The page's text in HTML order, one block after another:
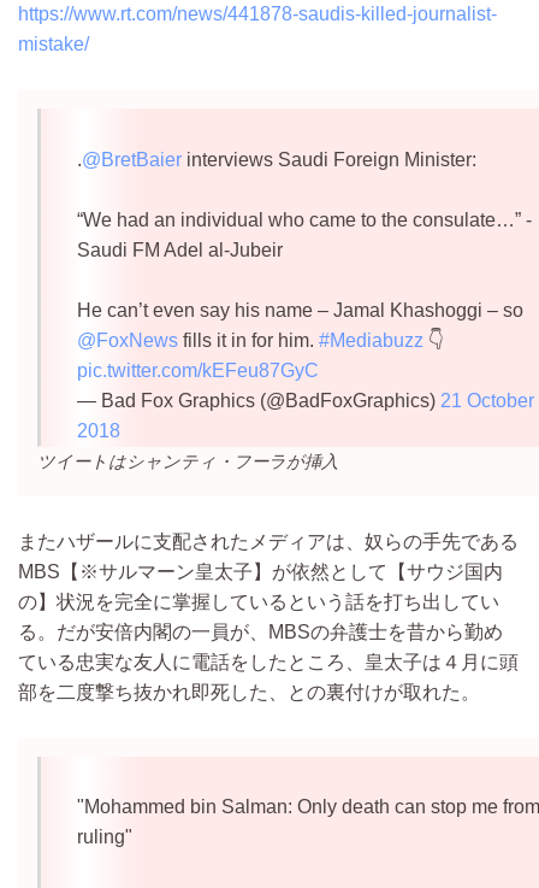
https://www.rt.com/news/441878-saudis-killed-journalist-
mistake/
.@BretBaierinterviews Saudi Foreign Minister:
“We had an individual who came to the consulate…” -
Saudi FM Adel al-Jubeir
He can’t even say his name – Jamal Khashoggi – so
@FoxNewsfills it in for him. #Mediabuzz 👇
pic.twitter.com/kEFeu87GyC
— Bad Fox Graphics (@BadFoxGraphics) 21 October
2018
ツイートはシャンティ・フーラが挿入
またハザールに支配されたメディアは、奴らの手先である
MBS【※サルマーン皇太子】が依然として【サウジ国内
の】状況を完全に掌握しているという話を打ち出してい
る。だが安倍内閣の一員が、MBSの弁護士を昔から勤め
ている忠実な友人に電話をしたところ、皇太子は４月に頭
部を二度撃ち抜かれ即死した、との裏付けが取れた。
"Mohammed bin Salman: Only death can stop me from
ruling"